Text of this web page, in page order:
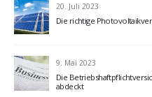
20. Juli 2023
Die richtige
9. Mai 2023
Die
abdeckt